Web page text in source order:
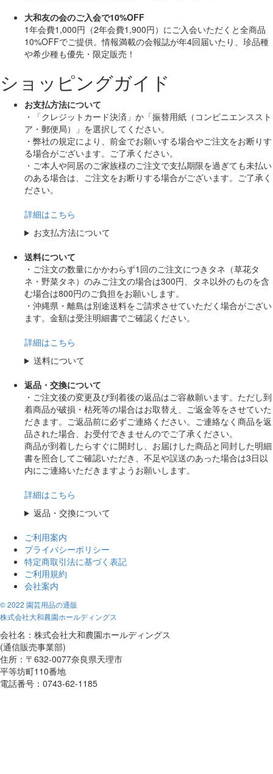
大和友の会のご入会で10%OFF
1年会費1,000円（2年会費1,900円）にご入会いただくと全商品
10%OFFでご提供。情報満載の会報誌が年4回届いたり、珍品種
や希少種も優先・限定販売！
ショッピングガイド
お支払方法について
・「クレジットカード決済」か「振替用紙（コンビニエンススト
ア・郵便局）」を選択してください。
・弊社の規定により、前金でお願いする場合やご注文をお断りす
る場合がございます。ご了承ください。
・ご本人や同居のご家族様のご注文で支払期限を過ぎても未払い
のある場合は、ご注文をお断りする場合がございます。ご了承く
ださい。
詳細はこちら
お支払方法について
送料について
・ご注文の数量にかかわらず1回のご注文につきタネ（草花タ
ネ・野菜タネ）のみご注文の場合は300円、タネ以外のものを含
む場合は800円のご負担をお願いします。
・沖縄県・離島は別途送料をご請求させていただく場合がござい
ます。金額は受注明細書でご確認ください。
詳細はこちら
送料について
返品・交換について
・ご注文後の変更及び到着後の返品はご容赦願います。ただし到
着商品が破損・枯死等の場合はお取替え、ご返金等をさせていた
だきます。ご返品前に必ずご連絡ください。ご連絡なく商品を返
品された場合、お受付できませんのでご了承ください。
商品が到着したらすぐに開封し、お届けした商品と同封した明細
書を照合してご確認いただき、不足や誤送のあった場合は3日以
内にご連絡いただきますようお願いします。
詳細はこちら
返品・交換について
ご利用案内
プライバシーポリシー
特定商取引法に基づく表記
ご利用規約
会社案内
© 2022 園芸用品の通販
株式会社大和農園ホールディングス
会社名：株式会社大和農園ホールディングス
(通信販売事業部)
住所：〒632-0077奈良県天理市
平等坊町110番地
電話番号：0743-62-1185